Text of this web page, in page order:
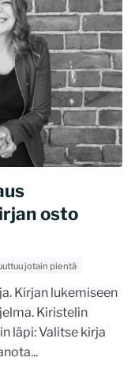
osto
jotain pientä
Kirjan lukemiseen
Kiristelin
läpi: Valitse kirja